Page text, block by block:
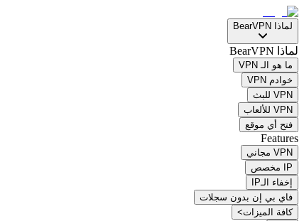
لماذا BearVPN
لماذا BearVPN
ما هو الـ VPN
خوادم VPN
VPN للبث
VPN للألعاب
فتح أي موقع
Features
VPN مجاني
IP مخصص
إخفاء الـIP
فاي بي إن بدون سجلات
كافة الميزات>